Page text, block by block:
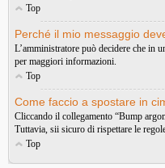
Top
Perché il mio messaggio
L’amministratore può decidere che in
per maggiori informazioni.
Top
Come faccio a spostare in
Cliccando il collegamento “Bump
Tuttavia, sii sicuro di rispettare le
Top